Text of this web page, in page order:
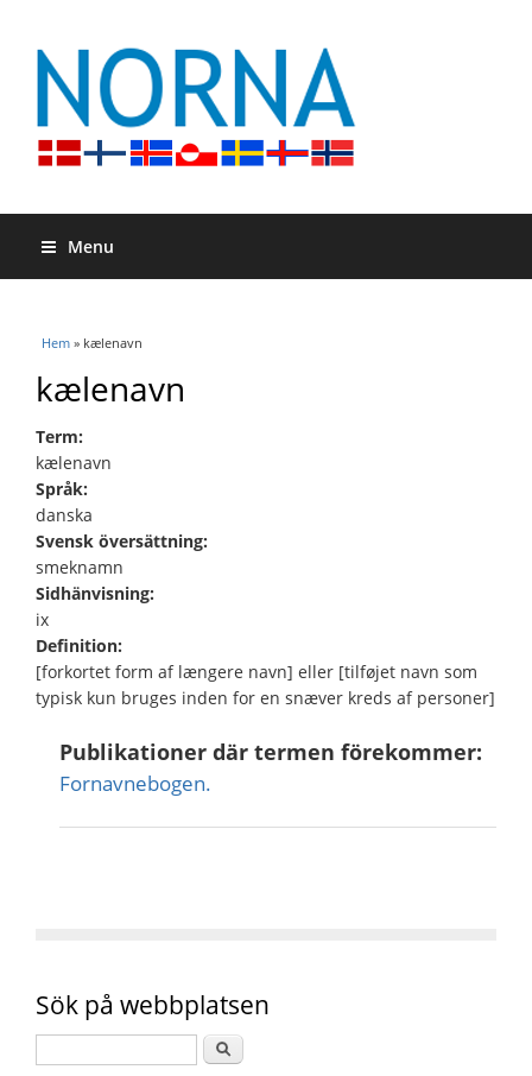
Menu
Du är här
Hem » kælenavn
kælenavn
Term:
kælenavn
Språk:
danska
Svensk översättning:
smeknamn
Sidhänvisning:
ix
Definition:
[forkortet form af længere navn] eller [tilføjet navn som
typisk kun bruges inden for en snæver kreds af personer]
Publikationer där termen förekommer:
Fornavnebogen.
Sök på webbplatsen